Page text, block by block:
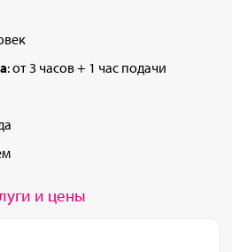
: от 3 часов + 1 час подачи
и цены